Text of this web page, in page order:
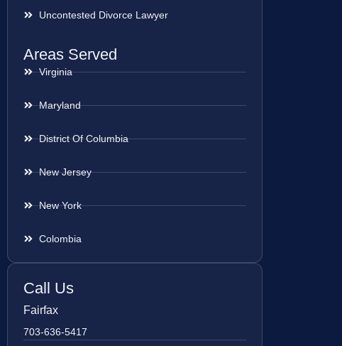
Uncontested Divorce Lawyer
Areas Served
Virginia
Maryland
District Of Columbia
New Jersey
New York
Colombia
Call Us
Fairfax
703-636-5417